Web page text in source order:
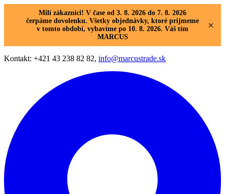
Milí zákazníci! V čase od 3. 8. 2026 do 7. 8. 2026
čerpáme dovolenku. Všetky objednávky, ktoré prijmeme
v tomto období, vybavíme po 10. 8. 2026. Váš tím
MARCUS
×
Kontakt: +421 43 238 82 82, info@marcustrade.sk